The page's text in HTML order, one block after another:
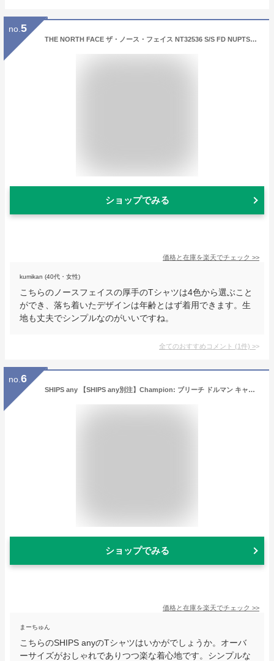
no. 5
THE NORTH FACE ザ・ノース・フェイス NT32536 S/S FD NUPTSE COTTON TEE ショートスリーブフラッシュドライヌプシコットンティー Tシャツ 中厚手 速乾 半袖 アウトドア メンズ レディース 4カラー 国内正規 2026SS
ショップでみる
価格と在庫を楽天でチェック >>
kumikan (40代・女性)
こちらのノースフェイスの厚手のTシャツは4色から選ぶこと
ができ、落ち着いたデザインは年齢とはず着用できます。生
地も丈夫でシンプルなのがいいですね。
全てのおすすめコメント (1件) >
no. 6
SHIPS any 【SHIPS any別注】Champion: ブリーチ ドルマン キャンプポケット Tシャツ◇ シップス トップス カットソー・Tシャツ ネイビー グリーン ブラック ブラウン【送料無料】
ショップでみる
価格と在庫を楽天でチェック >>
まーちゅん
こちらのSHIPS anyのTシャツはいかがでしょうか。オーバ
ーサイズがおしゃれでありつつ楽な着心地です。シンプルな